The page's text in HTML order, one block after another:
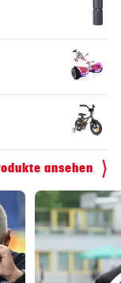
ansehen